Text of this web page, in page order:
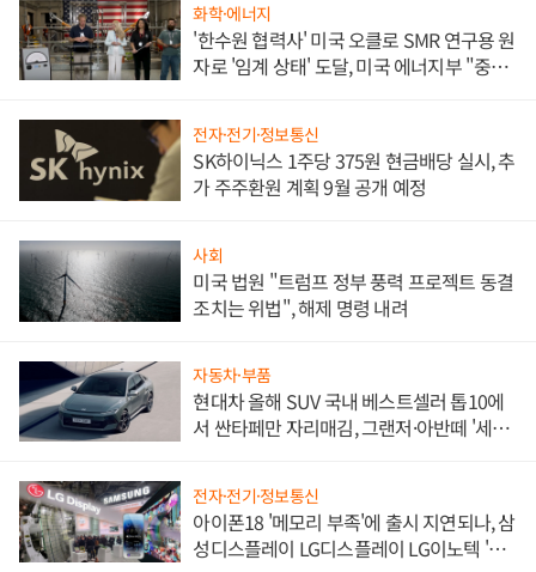
화학·에너지
'한수원 협력사' 미국 오클로 SMR 연구용 원
자로 '임계 상태' 도달, 미국 에너지부 "중요
전자·전기·정보통신
SK하이닉스 1주당 375원 현금배당 실시, 추
가 주주환원 계획 9월 공개 예정
사회
미국 법원 "트럼프 정부 풍력 프로젝트 동결
조치는 위법", 해제 명령 내려
자동차·부품
현대차 올해 SUV 국내 베스트셀러 톱10에
서 싼타페만 자리매김, 그랜저·아반떼 '세단
전자·전기·정보통신
아이폰18 '메모리 부족'에 출시 지연되나, 삼
성디스플레이 LG디스플레이 LG이노텍 '탈